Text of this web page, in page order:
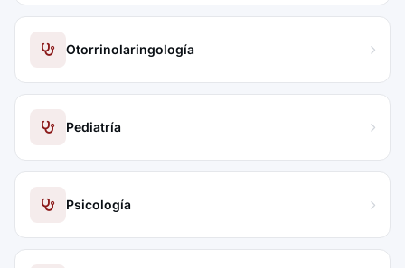
Otorrinolaringología
Pediatría
Psicología